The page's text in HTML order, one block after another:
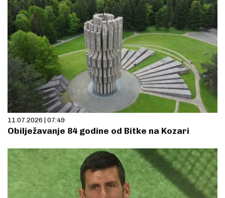
11.07.2026 | 07:49
Obilježavanje 84 godine od Bitke na Kozari